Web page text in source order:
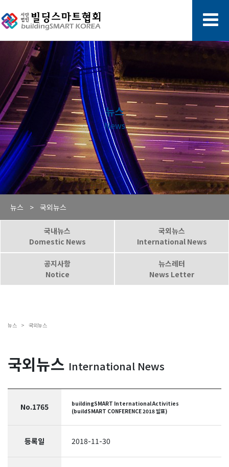
뉴스
News
뉴스 > 국외뉴스
국내뉴스
Domestic News
국외뉴스
International News
공지사항
Notice
뉴스레터
News Letter
뉴스 > 국외뉴스
국외뉴스 International News
No.1765
buildingSMART International Activities
(buildSMART CONFERENCE 2018 발표)
등록일 2018-11-30